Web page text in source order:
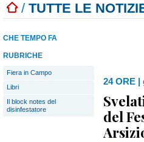
/ TUTTE LE
CHE TEMPO FA
RUBRICHE
Fiera in Campo
Libri
Il block notes del
disinfestatore
24 ORE |
del